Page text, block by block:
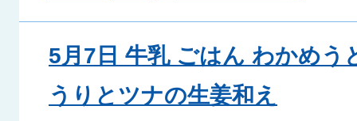
5月7日 牛乳 ごはん わかめう
うりとツナの生姜和え